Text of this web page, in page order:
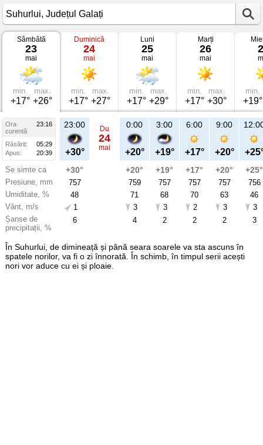
Vremea
Suhurlui
23
mai
2026
Județul
Galați
Sâmbătă
23
mai
min.
+17°
max.
+26°
Duminică
24
mai
min.
+17°
max.
+27°
Luni
25
mai
min.
+17°
max.
+29°
Marți
26
mai
min.
+17°
max.
+30°
min.
+19°
Ora
23:16
curentă
Răsărit:
05:29
Apus:
20:39
Se simte ca
Presiune, mm
Umiditate, %
Vânt, m/s
Șanse de
precipitații, %
23:00
+30°
+30°
757
48
1
6
Du
24
mai
0:00
+20°
+20°
759
71
3
4
3:00
+19°
+19°
757
68
3
2
6:00
+17°
+17°
757
70
2
2
9:00
+20°
+20°
757
63
3
2
+25°
756
46
3
3
În Suhurlui, de dimineață și până seara soarele va sta ascuns în
spatele norilor, va fi o zi înnorată. În schimb, în timpul serii acești
nori vor aduce cu ei și ploaie.